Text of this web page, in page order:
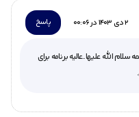
2 دی 1403 در 00:06
الله علیها..عالیه برنامه برای
پاسخ